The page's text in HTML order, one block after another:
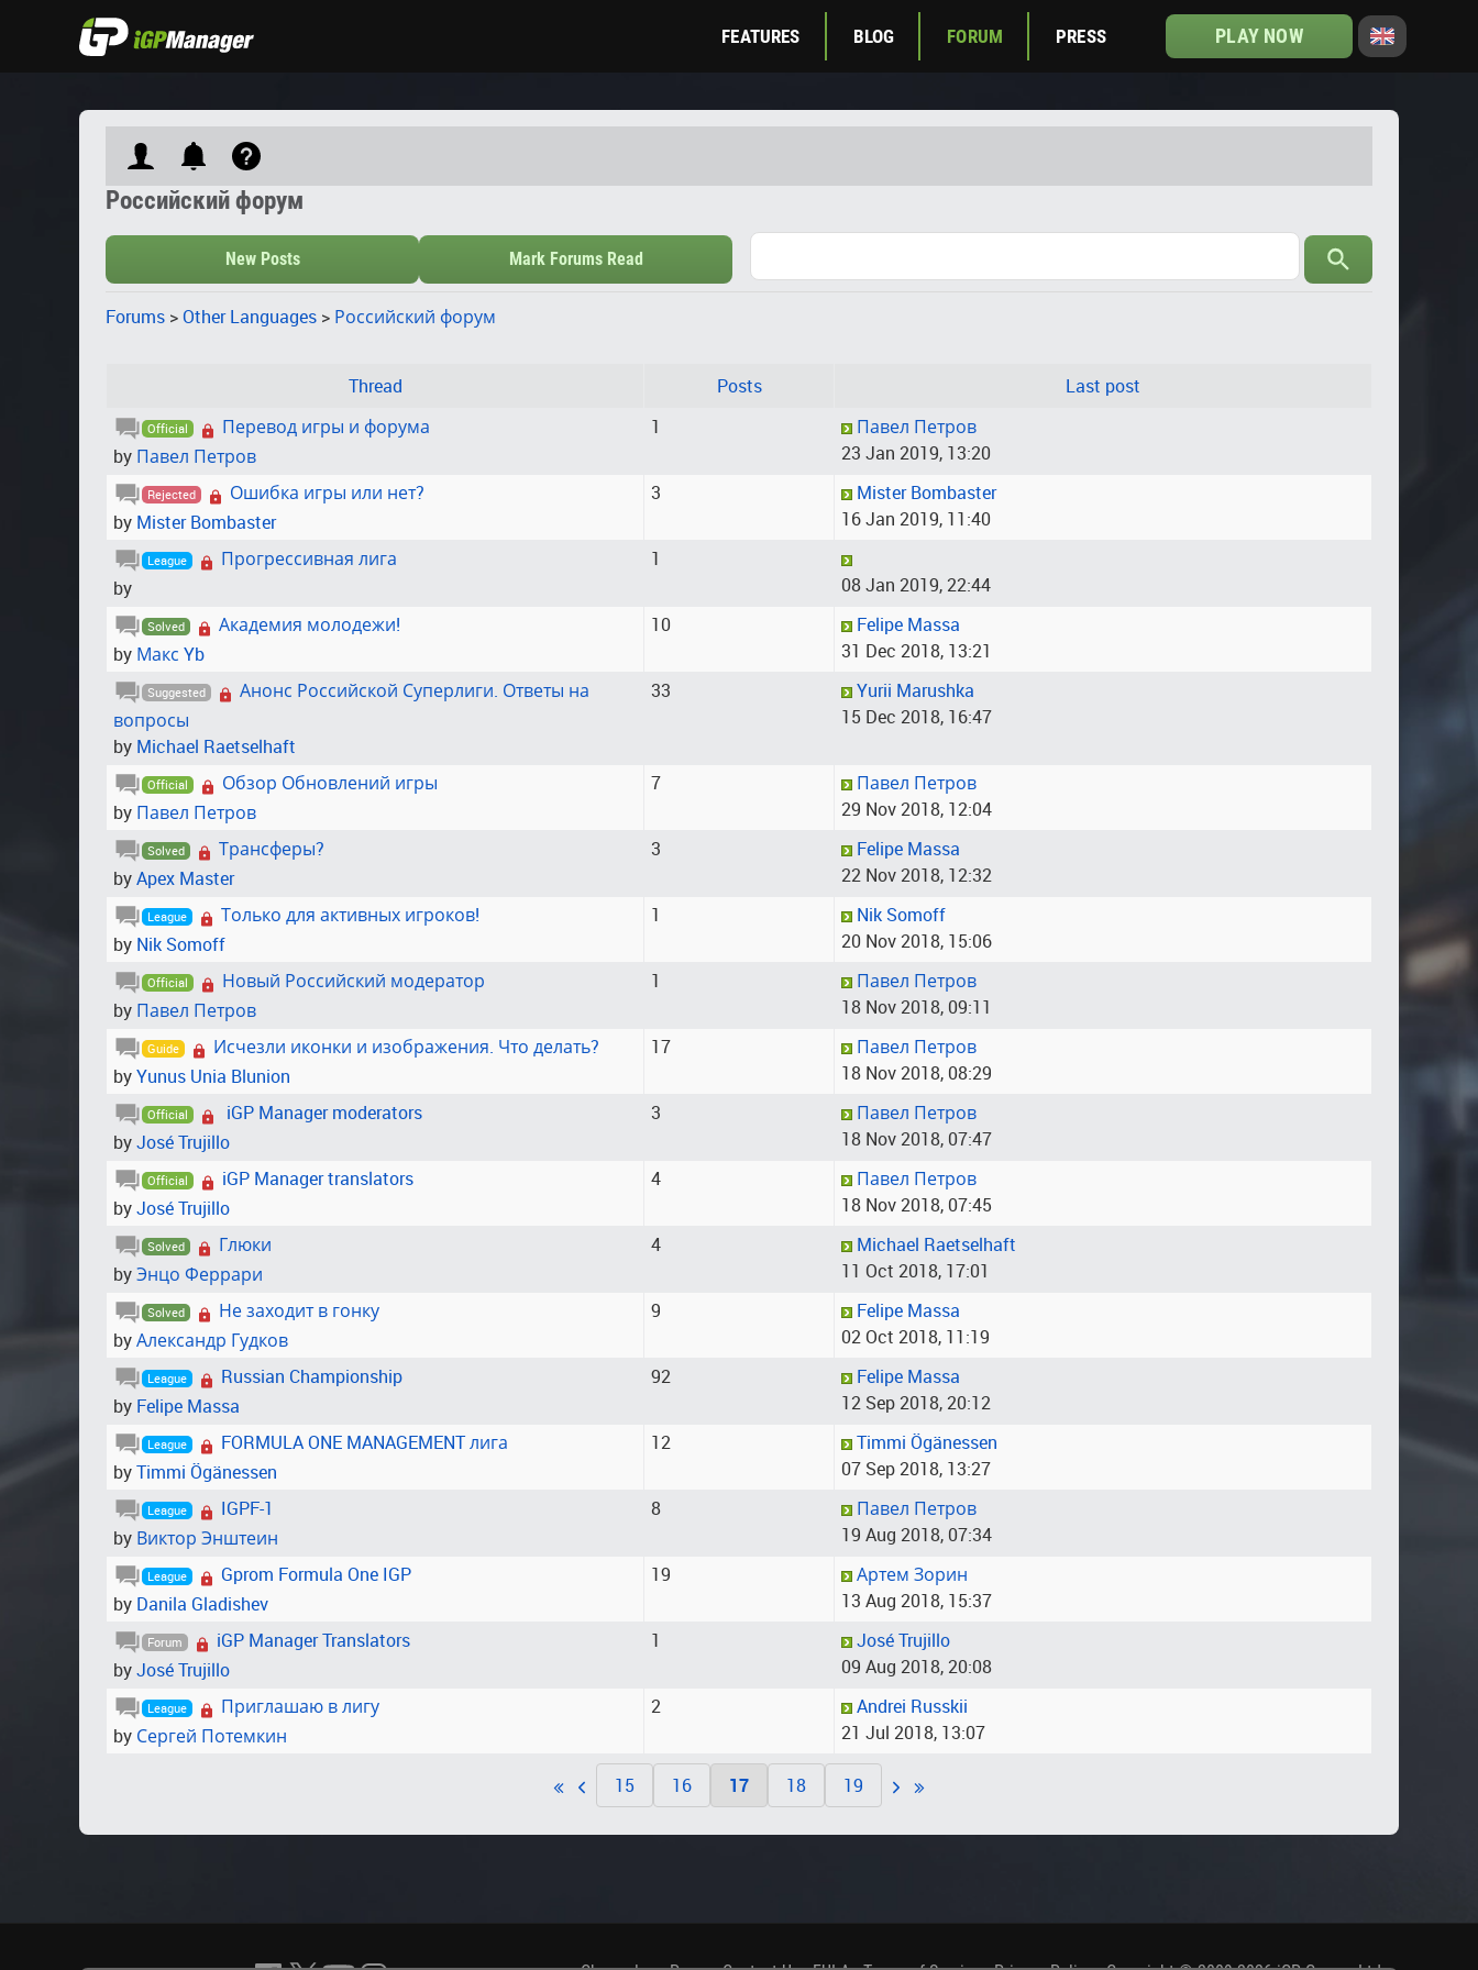
FEATURES BLOG FORUM PRESS PLAY NOW
Российский форум
New Posts Mark Forums Read
Forums >Other Languages > Российский форум
Thread Posts Last post
Official
Перевод игры и форума
by Павел Петров
1
Павел Петров
23 Jan 2019, 13:20
Rejected
Ошибка игры или нет?
by Mister Bombaster
3
Mister Bombaster
16 Jan 2019, 11:40
League
Прогрессивная лига
by
1
08 Jan 2019, 22:44
Solved
Академия молодежи!
by Макс Yb
10
Felipe Massa
31 Dec 2018, 13:21
Suggested
Анонс Российской Суперлиги. Ответы на
вопросы
by Michael Raetselhaft
33
Yurii Marushka
15 Dec 2018, 16:47
Official
Обзор Обновлений игры
by Павел Петров
7
Павел Петров
29 Nov 2018, 12:04
Solved
Трансферы?
byApex Master
3
Felipe Massa
22 Nov 2018, 12:32
League
Только для активных игроков!
by Nik Somoff
1
Nik Somoff
20 Nov 2018, 15:06
Official
Новый Российский модератор
by Павел Петров
1
Павел Петров
18 Nov 2018, 09:11
Guide
Исчезли иконки и изображения. Что делать?
byYunus Unia Blunion
17
Павел Петров
18 Nov 2018, 08:29
Official
iGP Manager moderators
byJosé Trujillo
3
Павел Петров
18 Nov 2018, 07:47
Official
iGP Manager translators
byJosé Trujillo
4
Павел Петров
18 Nov 2018, 07:45
Solved
Глюки
byЭнцо Феррари
4
Michael Raetselhaft
11 Oct 2018, 17:01
Solved
Не заходит в гонку
byАлександр Гудков
9
Felipe Massa
02 Oct 2018, 11:19
League
Russian Championship
by Felipe Massa
92
Felipe Massa
12 Sep 2018, 20:12
League
FORMULA ONE MANAGEMENT лига
byTimmi Ögänessen
12
Timmi Ögänessen
07 Sep 2018, 13:27
League
IGPF-1
by Виктор Энштеин
8
Павел Петров
19 Aug 2018, 07:34
League
Gprom Formula One IGP
by Danila Gladishev
19
Артем Зорин
13 Aug 2018, 15:37
Forum
iGP Manager Translators
byJosé Trujillo
1
José Trujillo
09 Aug 2018, 20:08
League
Приглашаю в лигу
by Сергей Потемкин
2
Andrei Russkii
21 Jul 2018, 13:07
15 16 17 18 19